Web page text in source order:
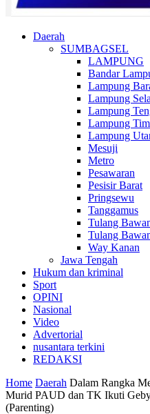
Daerah
SUMBAGSEL
LAMPUNG
Bandar
Lampung
Lampung
Lampung
Lampung
Lampung
Mesuji
Metro
Pesawaran
Pesisir Barat
Pringsewu
Tanggamus
Tulang
Tulang
Way Kanan
Jawa Tengah
Hukum dan kriminal
Sport
OPINI
Nasional
Video
Advertorial
nusantara terkini
REDAKSI
Home Daerah Dalam Rangka
Murid PAUD dan TK Ikuti
(Parenting)